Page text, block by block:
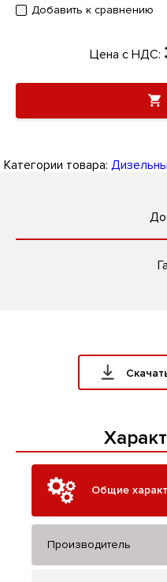
Добавить к сравнению
Цена с НДС:
Категории товара:
Общие
Производитель